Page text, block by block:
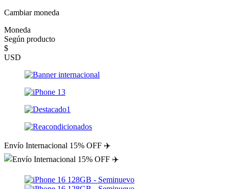
Cambiar moneda
Moneda
Según producto
$
USD
Envío Internacional 15% OFF ✈️